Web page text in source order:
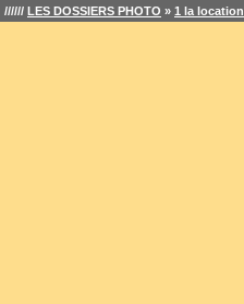
////// LES DOSSIERS PHOTO » 1 la location